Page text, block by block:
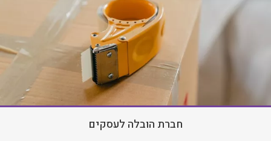
חברת הובלה לעסקים